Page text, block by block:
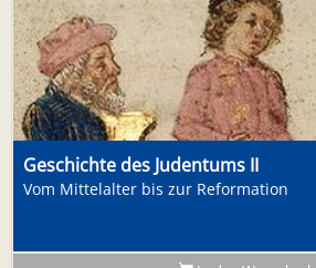
Geschichte des Judentums II
Vom Mittelalter bis zur Reformation